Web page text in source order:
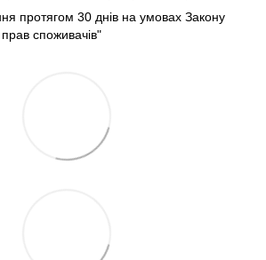
протягом 30 днів на умовах Закону
споживачів"